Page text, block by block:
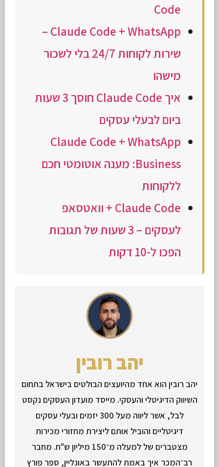
Code
Claude Code + WhatsApp –
שירות לקוחות 24/7 בלי לשכור
מישהו
איך Claude Code חוסך 3 שעות
ביום לבעלי עסקים
Claude Code + WhatsApp
Business: מענה אוטומטי חכם
ללקוחות
Claude Code + וואטסאפ
לעסקים – 3 שעות של תגובות
הפכו ל-10 דקות
יהב רובין
יהב רובין הוא אחד מהיועצים הבולטים בישראל בתחום
השיווק הדיגיטלי והעסקי. מייסד מועדון העסקים נקסט
לבל, אשר ליווה מעל 300 יזמים ובעלי עסקים
דיגיטליים והוביל אותם ליצירת מחזורי מכירות
מצטברים של למעלה מ־150 מיליון ש"ח. מחבר
רב־המכר איך באמת להתעשר באונליין, ספר פורץ